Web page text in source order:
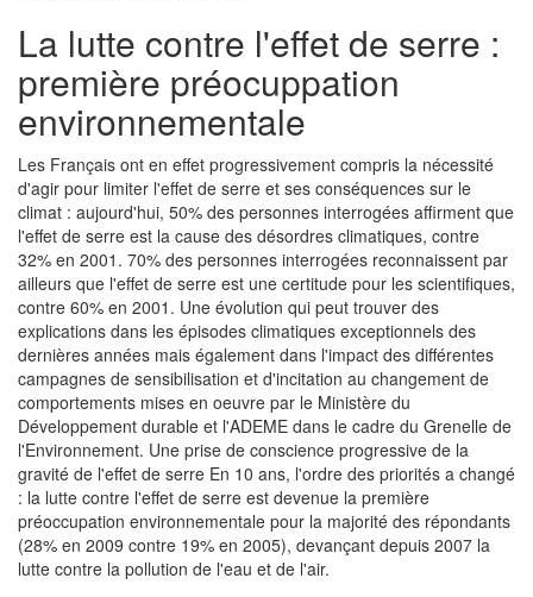
La lutte contre l'effet de serre :
première préocuppation
environnementale
Les Français ont en effet progressivement compris la nécessité
d'agir pour limiter l'effet de serre et ses conséquences sur le
climat : aujourd'hui, 50% des personnes interrogées affirment que
l'effet de serre est la cause des désordres climatiques, contre
32% en 2001. 70% des personnes interrogées reconnaissent par
ailleurs que l'effet de serre est une certitude pour les scientifiques,
contre 60% en 2001. Une évolution qui peut trouver des
explications dans les épisodes climatiques exceptionnels des
dernières années mais également dans l'impact des différentes
campagnes de sensibilisation et d'incitation au changement de
comportements mises en oeuvre par le Ministère du
Développement durable et l'ADEME dans le cadre du Grenelle de
l'Environnement. Une prise de conscience progressive de la
gravité de l'effet de serre En 10 ans, l'ordre des priorités a changé
: la lutte contre l'effet de serre est devenue la première
préoccupation environnementale pour la majorité des répondants
(28% en 2009 contre 19% en 2005), devançant depuis 2007 la
lutte contre la pollution de l'eau et de l'air.